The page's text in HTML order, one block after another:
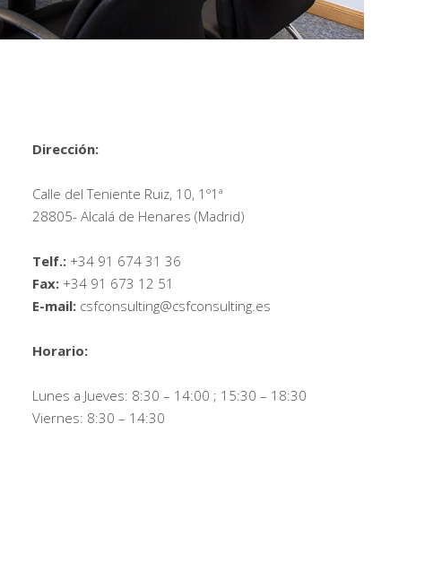
Dirección:
Calle del Teniente Ruiz, 10, 1º1ª
28805- Alcalá de Henares (Madrid)
Telf.: +34 91 674 31 36
Fax: +34 91 673 12 51
E-mail: csfconsulting@csfconsulting.es
Horario:
Lunes a Jueves: 8:30 – 14:00 ; 15:30 – 18:30
Viernes: 8:30 – 14:30